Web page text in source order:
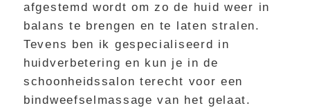
afgestemd wordt om zo de huid weer in
balans te brengen en te laten stralen.
Tevens ben ik gespecialiseerd in
huidverbetering en kun je in de
schoonheidssalon terecht voor een
bindweefselmassage van het gelaat.